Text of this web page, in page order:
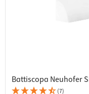
Battiscopa Neuhofer
(7)